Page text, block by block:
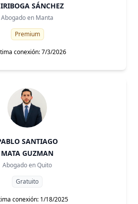
SÁNCHEZ
Abogado en Manta
Premium
conexión: 7/3/2026
SANTIAGO
MATA GUZMAN
Abogado enQuito
Gratuito
conexión: 1/18/2025